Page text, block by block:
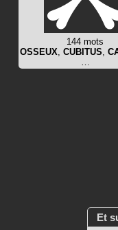
144 mots
OSSEUX, CUBITUS,
…
Et